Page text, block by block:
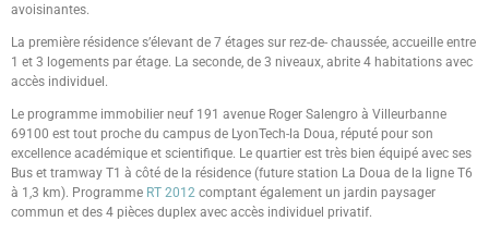
avoisinantes.
La première résidence s’élevant de 7 étages sur rez-de- chaussée, accueille entre
1 et 3 logements par étage. La seconde, de 3 niveaux, abrite 4 habitations avec
accès individuel.
Le programme immobilier neuf 191 avenue Roger Salengro à Villeurbanne
69100 est tout proche du campus de LyonTech-la Doua, réputé pour son
excellence académique et scientifique. Le quartier est très bien équipé avec ses
Bus et tramway T1 à côté de la résidence (future station La Doua de la ligne T6
à 1,3 km). Programme RT 2012 comptant également un jardin paysager
commun et des 4 pièces duplex avec accès individuel privatif.